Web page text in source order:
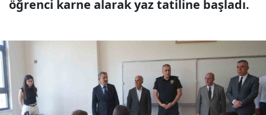
öğrenci karne alarak yaz tatiline başladı.